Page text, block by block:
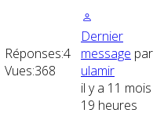
Réponses:4
Vues:368
Dernier
message par
ulamir
il y a 11 mois
19 heures